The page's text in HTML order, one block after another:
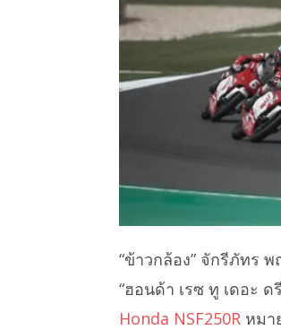
“ข้าวกล้อง” จักรีภัทร
“ฮอนด้า เรซ ทู เดอะ
Honda NSF250R หมา